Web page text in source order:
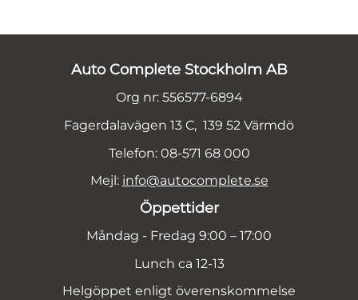
Auto Complete Stockholm AB
Org nr: 556577-6894
Fagerdalavägen 13 C, 139 52 Värmdö
Telefon: 08-571 68 000
Mejl: info@autocomplete.se
Öppettider
Måndag - Fredag 9:00 – 17:00
Lunch ca 12-13
Helgöppet enligt överenskommelse